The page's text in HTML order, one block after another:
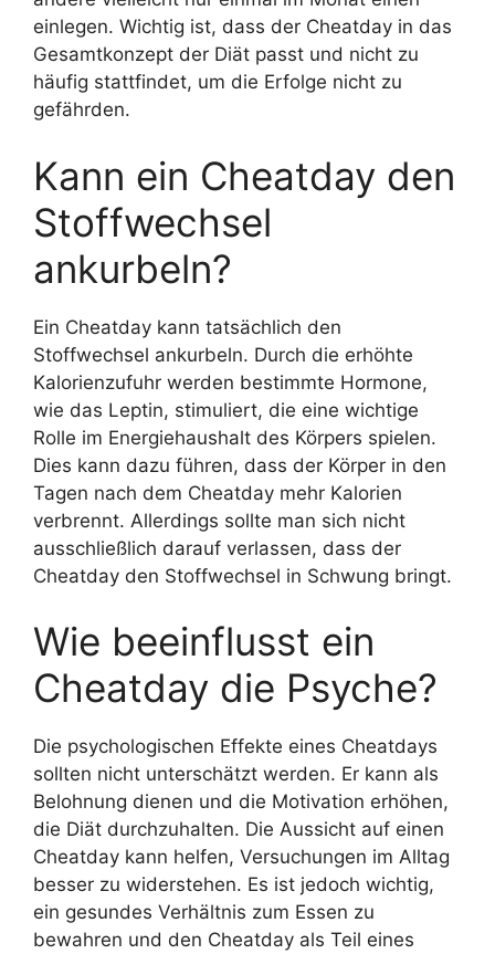
einlegen. Wichtig ist, dass der Cheatday in das
Gesamtkonzept der Diät passt und nicht zu
häufig stattfindet, um die Erfolge nicht zu
gefährden.
Kann ein Cheatday den
Stoffwechsel
ankurbeln?
Ein Cheatday kann tatsächlich den
Stoffwechsel ankurbeln. Durch die erhöhte
Kalorienzufuhr werden bestimmte Hormone,
wie das Leptin, stimuliert, die eine wichtige
Rolle im Energiehaushalt des Körpers spielen.
Dies kann dazu führen, dass der Körper in den
Tagen nach dem Cheatday mehr Kalorien
verbrennt. Allerdings sollte man sich nicht
ausschließlich darauf verlassen, dass der
Cheatday den Stoffwechsel in Schwung bringt.
Wie beeinflusst ein
Cheatday die Psyche?
Die psychologischen Effekte eines Cheatdays
sollten nicht unterschätzt werden. Er kann als
Belohnung dienen und die Motivation erhöhen,
die Diät durchzuhalten. Die Aussicht auf einen
Cheatday kann helfen, Versuchungen im Alltag
besser zu widerstehen. Es ist jedoch wichtig,
ein gesundes Verhältnis zum Essen zu
bewahren und den Cheatday als Teil eines